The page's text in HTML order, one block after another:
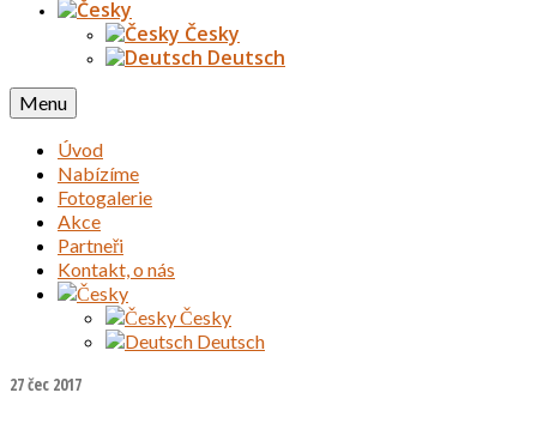
Česky
Deutsch
Menu
Úvod
Nabízíme
Fotogalerie
Akce
Partneři
Kontakt, o nás
Česky
Deutsch
27čec 2017